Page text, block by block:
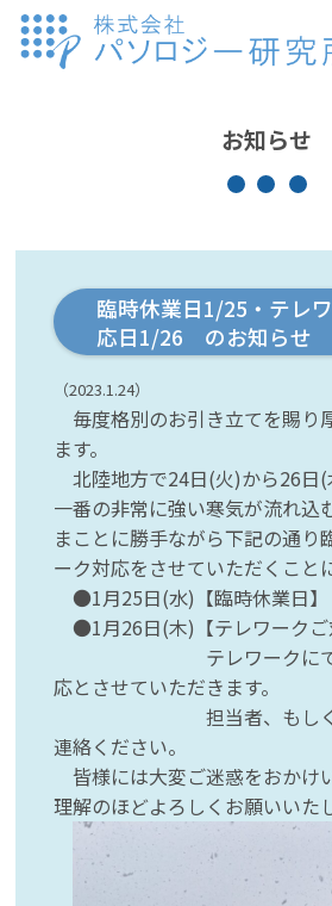
お知らせ
臨時休業日1/25・テレ
応日1/26 のお知らせ
（2023.1.24）
毎度格別のお引き立てを賜り
ます。
北陸地方で24日(火)から26日
一番の非常に強い寒気が流れ込
まことに勝手ながら下記の通り
ーク対応をさせていただくこと
●1月25日(水)【臨時休業日】
●1月26日(木)【テレワークご
テレワークにてメ
応とさせていただきます。
担当者、もしく
連絡ください。
皆様には大変ご迷惑をおかけ
理解のほどよろしくお願いいた